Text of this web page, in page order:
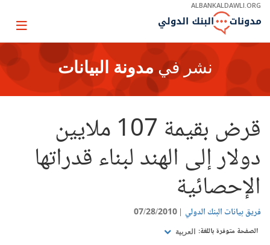
Skip
Main
ALBANKALDAWLI.ORG
Page
نشر في مدونة البيانات
قرض بقيمة 107 ملايين
دولار إلى الهند لبناء قدراتها
الإحصائية
فريق بيانات البنك الدولي 07/28/2010
الصفحة متوفرة باللغة: العربية